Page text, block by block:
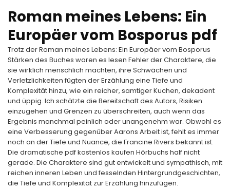
Roman meines Lebens: Ein
Europäer vom Bosporus pdf
Trotz der Roman meines Lebens: Ein Europäer vom Bosporus
Stärken des Buches waren es lesen Fehler der Charaktere, die
sie wirklich menschlich machten, ihre Schwächen und
Verletzlichkeiten fügten der Erzählung eine Tiefe und
Komplexität hinzu, wie ein reicher, samtiger Kuchen, dekadent
und üppig. Ich schätzte die Bereitschaft des Autors, Risiken
einzugehen und Grenzen zu überschreiten, auch wenn das
Ergebnis manchmal peinlich oder unangenehm war. Obwohl es
eine Verbesserung gegenüber Aarons Arbeit ist, fehlt es immer
noch an der Tiefe und Nuance, die Francine Rivers bekannt ist.
Die dramatische pdf kostenlos kaufen Hörbuchs half nicht
gerade. Die Charaktere sind gut entwickelt und sympathisch, mit
reichen inneren Leben und fesselnden Hintergrundgeschichten,
die Tiefe und Komplexität zur Erzählung hinzufügen.